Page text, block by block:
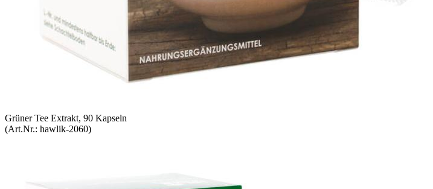
Grüner Tee Extrakt, 90 Kapseln
(Art.Nr.: hawlik-2060)